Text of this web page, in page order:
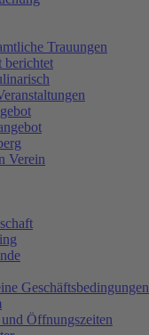
Trauungen
berichtet
Verein
Geschäftsbedingungen
Öffnungszeiten